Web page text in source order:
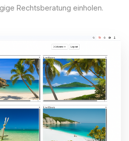
Rechtsberatung einholen.